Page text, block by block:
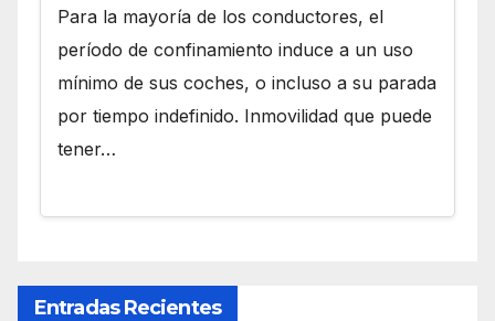
Para la mayoría de los conductores, el
período de confinamiento induce a un uso
mínimo de sus coches, o incluso a su parada
por tiempo indefinido. Inmovilidad que puede
tener…
Entradas Recientes